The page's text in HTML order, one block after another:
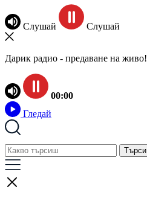
Слушай Слушай
Дарик радио - предаване на живо!
00:00
Гледай